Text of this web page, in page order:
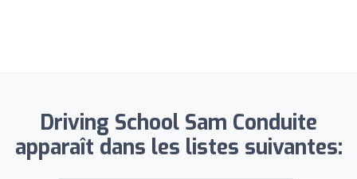
Driving School Sam Conduite
apparaît dans les listes suivantes: